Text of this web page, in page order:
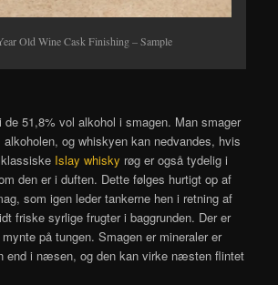
Old Wine Cask Finishing – Sample
de 51,8% vol alkohol i smagen. Man smager
og whiskyen kan nedvandes, hvis
Islay whisky røg er også tydelig i
den er i duften. Dette følges hurtigt op af
som igen leder tankerne hen i retning af
friske syrlige frugter i baggrunden. Der er
på tungen. Smagen er mineraler er
end i næsen, og den kan virke næsten flintet